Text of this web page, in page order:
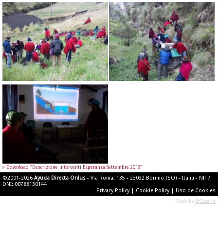
» Download "Descrizione interventi Esperanza Settembre 2012"
©2001-2026 Ayuda Directa Onlus - Via Roma, 135 - 23032 Bormio (SO) - Italia - NIF /
DNI: 00788130144
Privacy Policy| Cookie Policy| Uso de Cookies
Made by DGworld